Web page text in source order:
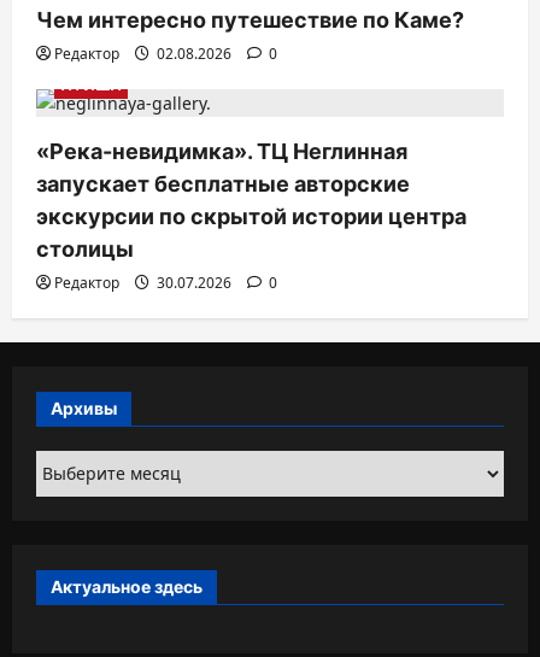
Чем интересно путешествие по Каме?
Редактор 02.08.2026
0
АФИША
«Река-невидимка». ТЦ Неглинная
запускает бесплатные авторские
экскурсии по скрытой истории центра
столицы
Редактор 30.07.2026 0
Архивы
Архивы
Актуальное здесь